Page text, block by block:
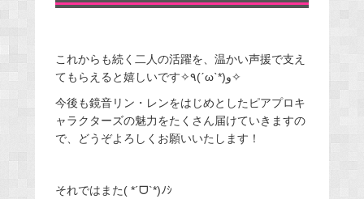
これからも続く二人の活躍を、温かい声援で支え
てもらえると嬉しいです✧٩(ˊωˋ*)و✧
今後も鏡音リン・レンをはじめとしたピアプロキ
ャラクターズの魅力をたくさん届けていきますの
で、どうぞよろしくお願いいたします！
それではまた( *´ᗜ`*)ﾉｼ